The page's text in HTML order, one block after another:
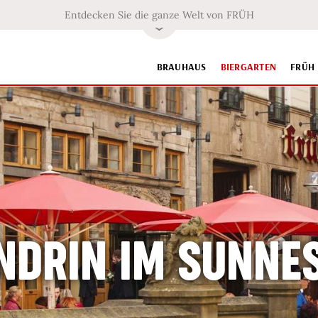
Entdecken Sie die ganze Welt von FRÜH
BRAUHAUS BIERGARTEN FRÜH
IM
IM
IM
IM